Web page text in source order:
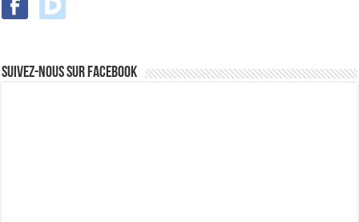
Suivez-nous sur Facebook